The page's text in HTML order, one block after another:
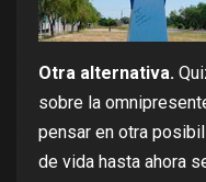
Otra alternativa.
sobre la
pensar en otra
de vida hasta ahora